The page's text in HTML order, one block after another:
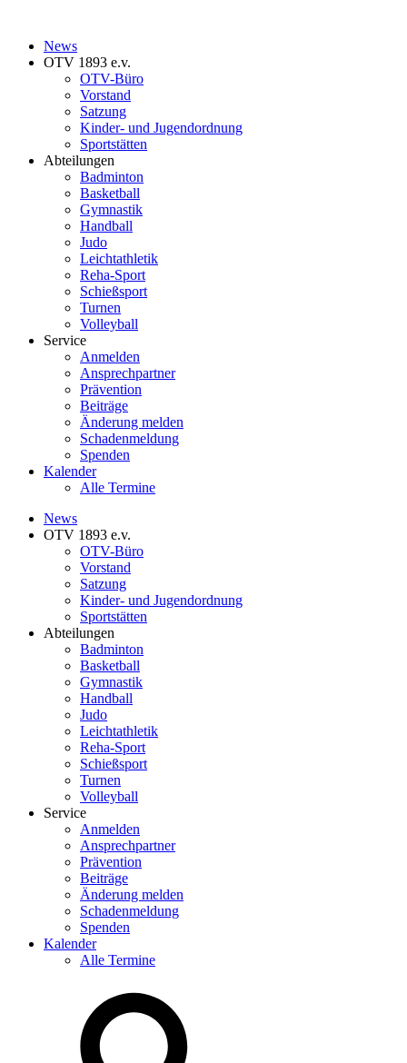
News
OTV 1893 e.v.
OTV-Büro
Vorstand
Satzung
Kinder- und Jugendordnung
Sportstätten
Abteilungen
Badminton
Basketball
Gymnastik
Handball
Judo
Leichtathletik
Reha-Sport
Schießsport
Turnen
Volleyball
Service
Anmelden
Ansprechpartner
Prävention
Beiträge
Änderung melden
Schadenmeldung
Spenden
Kalender
Alle Termine
News
OTV 1893 e.v.
OTV-Büro
Vorstand
Satzung
Kinder- und Jugendordnung
Sportstätten
Abteilungen
Badminton
Basketball
Gymnastik
Handball
Judo
Leichtathletik
Reha-Sport
Schießsport
Turnen
Volleyball
Service
Anmelden
Ansprechpartner
Prävention
Beiträge
Änderung melden
Schadenmeldung
Spenden
Kalender
Alle Termine